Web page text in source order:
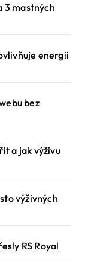
3 mastných
energii
bez
a jak výživu
výživných
RS Royal